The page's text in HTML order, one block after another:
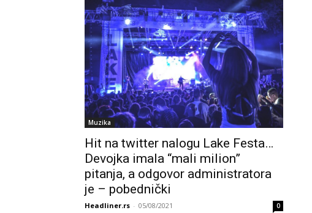
Muzika
Hit na twitter nalogu Lake Festa…
Devojka imala “mali milion”
pitanja, a odgovor administratora
je – pobednički
Headliner.rs - 05/08/2021 0